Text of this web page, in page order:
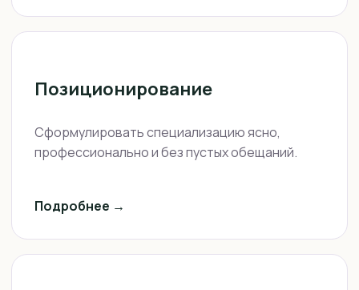
Позиционирование
Сформулировать специализацию ясно,
профессионально и без пустых обещаний.
Подробнее →